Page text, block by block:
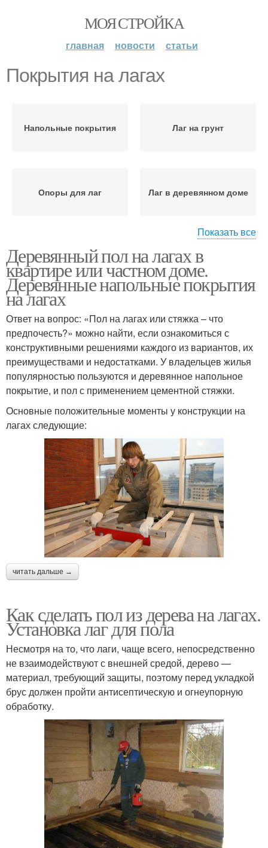
МОЯ СТРОЙКА
главная новости статьи
Покрытия на лагах
Напольные покрытия Лаг на грунт
Опоры для лаг Лаг в деревянном доме
Лаги для настила
лагам
Показать все
Деревянный пол на лагах в
квартире или частном доме.
Деревянные напольные покрытия
на лагах
Ответ на вопрос: «Пол на лагах или стяжка – что
предпочесть?» можно найти, если ознакомиться с
конструктивными решениями каждого из вариантов, их
преимуществами и недостатками. У владельцев жилья
популярностью пользуются и деревянное напольное
покрытие, и пол с применением цементной стяжки.
Основные положительные моменты у конструкции на
лагах следующие:
читать дальше →
Как сделать пол из дерева на лагах.
Установка лаг для пола
Несмотря на то, что лаги, чаще всего, непосредственно
не взаимодействуют с внешней средой, дерево —
материал, требующий защиты, поэтому перед укладкой
брус должен пройти антисептическую и огнеупорную
обработку.